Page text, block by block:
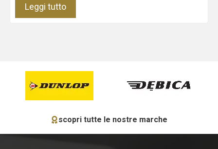
Leggi tutto
scopri tutte le nostre marche